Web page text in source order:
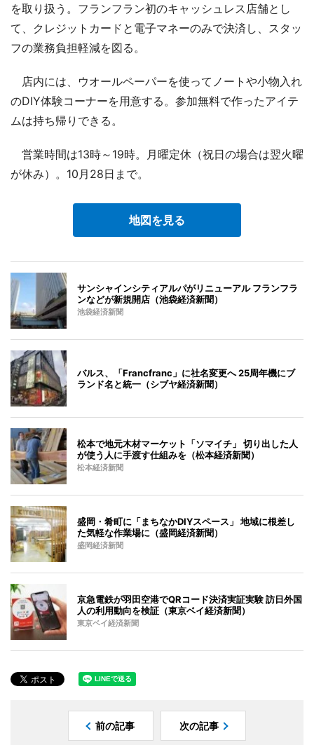
を取り扱う。フランフラン初のキャッシュレス店舗とし
て、クレジットカードと電子マネーのみで決済し、スタッ
フの業務負担軽減を図る。
店内には、ウオールペーパーを使ってノートや小物入れ
のDIY体験コーナーを用意する。参加無料で作ったアイテ
ムは持ち帰りできる。
営業時間は13時～19時。月曜定休（祝日の場合は翌火曜
が休み）。10月28日まで。
地図を見る
サンシャインシティアルパがリニューアル フランフラ
ンなどが新規開店（池袋経済新聞）
池袋経済新聞
バルス、「Francfranc」に社名変更へ 25周年機にブ
ランド名と統一（シブヤ経済新聞）
松本で地元木材マーケット「ソマイチ」 切り出した人
が使う人に手渡す仕組みを（松本経済新聞）
松本経済新聞
盛岡・肴町に「まちなかDIYスペース」 地域に根差し
た気軽な作業場に（盛岡経済新聞）
盛岡経済新聞
京急電鉄が羽田空港でQRコード決済実証実験 訪日外国
人の利用動向を検証（東京ベイ経済新聞）
東京ベイ経済新聞
前の記事 次の記事